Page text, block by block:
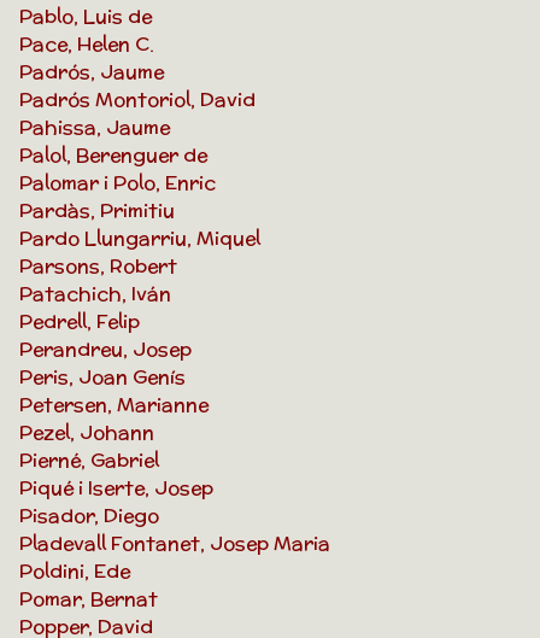
Pablo, Luis de
Pace, Helen C.
Padrós, Jaume
Padrós Montoriol, David
Pahissa, Jaume
Palol, Berenguer de
Palomar i Polo, Enric
Pardàs, Primitiu
Pardo Llungarriu, Miquel
Parsons, Robert
Patachich, Iván
Pedrell, Felip
Perandreu, Josep
Peris, Joan Genís
Petersen, Marianne
Pezel, Johann
Pierné, Gabriel
Piqué i Iserte, Josep
Pisador, Diego
Pladevall Fontanet, Josep Maria
Poldini, Ede
Pomar, Bernat
Popper, David